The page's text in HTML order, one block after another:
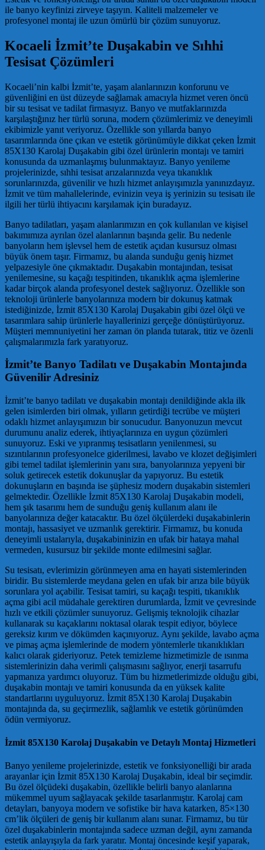
ile banyo keyfinizi zirveye taşıyın. Kaliteli malzemeler ve
profesyonel montaj ile uzun ömürlü bir çözüm sunuyoruz.
Kocaeli İzmit’te Duşakabin ve Sıhhi
Tesisat Çözümleri
Kocaeli’nin kalbi İzmit’te, yaşam alanlarınızın konforunu ve
güvenliğini en üst düzeyde sağlamak amacıyla hizmet veren öncü
bir su tesisat ve tadilat firmasıyız. Banyo ve mutfaklarınızda
karşılaştığınız her türlü soruna, modern çözümlerimiz ve deneyimli
ekibimizle yanıt veriyoruz. Özellikle son yıllarda banyo
tasarımlarında öne çıkan ve estetik görünümüyle dikkat çeken İzmit
85X130 Karolaj Duşakabin gibi özel ürünlerin montajı ve tamiri
konusunda da uzmanlaşmış bulunmaktayız. Banyo yenileme
projelerinizde, sıhhi tesisat arızalarınızda veya tıkanıklık
sorunlarınızda, güvenilir ve hızlı hizmet anlayışımızla yanınızdayız.
İzmit ve tüm mahallelerinde, evinizin veya iş yerinizin su tesisatı ile
ilgili her türlü ihtiyacını karşılamak için buradayız.
Banyo tadilatları, yaşam alanlarımızın en çok kullanılan ve kişisel
bakımımıza ayrılan özel alanlarının başında gelir. Bu nedenle
banyoların hem işlevsel hem de estetik açıdan kusursuz olması
büyük önem taşır. Firmamız, bu alanda sunduğu geniş hizmet
yelpazesiyle öne çıkmaktadır. Duşakabin montajından, tesisat
yenilemesine, su kaçağı tespitinden, tıkanıklık açma işlemlerine
kadar birçok alanda profesyonel destek sağlıyoruz. Özellikle son
teknoloji ürünlerle banyolarınıza modern bir dokunuş katmak
istediğinizde, İzmit 85X130 Karolaj Duşakabin gibi özel ölçü ve
tasarımlara sahip ürünlerle hayallerinizi gerçeğe dönüştürüyoruz.
Müşteri memnuniyetini her zaman ön planda tutarak, titiz ve özenli
çalışmalarımızla fark yaratıyoruz.
İzmit’te Banyo Tadilatı ve Duşakabin Montajında
Güvenilir Adresiniz
İzmit’te banyo tadilatı ve duşakabin montajı denildiğinde akla ilk
gelen isimlerden biri olmak, yılların getirdiği tecrübe ve müşteri
odaklı hizmet anlayışımızın bir sonucudur. Banyonuzun mevcut
durumunu analiz ederek, ihtiyaçlarınıza en uygun çözümleri
sunuyoruz. Eski ve yıpranmış tesisatların yenilenmesi, su
sızıntılarının profesyonelce giderilmesi, lavabo ve klozet değişimleri
gibi temel tadilat işlemlerinin yanı sıra, banyolarınıza yepyeni bir
soluk getirecek estetik dokunuşlar da yapıyoruz. Bu estetik
dokunuşların en başında ise şüphesiz modern duşakabin sistemleri
gelmektedir. Özellikle İzmit 85X130 Karolaj Duşakabin modeli,
hem şık tasarımı hem de sunduğu geniş kullanım alanı ile
banyolarınıza değer katacaktır. Bu özel ölçülerdeki duşakabinlerin
montajı, hassasiyet ve uzmanlık gerektirir. Firmamız, bu konuda
deneyimli ustalarıyla, duşakabininizin en ufak bir hataya mahal
vermeden, kusursuz bir şekilde monte edilmesini sağlar.
Su tesisatı, evlerimizin görünmeyen ama en hayati sistemlerinden
biridir. Bu sistemlerde meydana gelen en ufak bir arıza bile büyük
sorunlara yol açabilir. Tesisat tamiri, su kaçağı tespiti, tıkanıklık
açma gibi acil müdahale gerektiren durumlarda, İzmit ve çevresinde
hızlı ve etkili çözümler sunuyoruz. Gelişmiş teknolojik cihazlar
kullanarak su kaçaklarını noktasal olarak tespit ediyor, böylece
gereksiz kırım ve dökümden kaçınıyoruz. Aynı şekilde, lavabo açma
ve pimaş açma işlemlerinde de modern yöntemlerle tıkanıklıkları
kalıcı olarak gideriyoruz. Petek temizleme hizmetimizle de ısınma
sistemlerinizin daha verimli çalışmasını sağlıyor, enerji tasarrufu
yapmanıza yardımcı oluyoruz. Tüm bu hizmetlerimizde olduğu gibi,
duşakabin montajı ve tamiri konusunda da en yüksek kalite
standartlarını uyguluyoruz. İzmit 85X130 Karolaj Duşakabin
montajında da, su geçirmezlik, sağlamlık ve estetik görünümden
ödün vermiyoruz.
İzmit 85X130 Karolaj Duşakabin ve Detaylı Montaj Hizmetleri
Banyo yenileme projelerinizde, estetik ve fonksiyonelliği bir arada
arayanlar için İzmit 85X130 Karolaj Duşakabin, ideal bir seçimdir.
Bu özel ölçüdeki duşakabin, özellikle belirli banyo alanlarına
mükemmel uyum sağlayacak şekilde tasarlanmıştır. Karolaj cam
detayları, banyoya modern ve sofistike bir hava katarken, 85×130
cm’lik ölçüleri de geniş bir kullanım alanı sunar. Firmamız, bu tür
özel duşakabinlerin montajında sadece uzman değil, aynı zamanda
estetik anlayışıyla da fark yaratır. Montaj öncesinde keşif yaparak,